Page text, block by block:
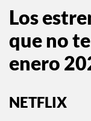
Los
que no
enero
NETFLIX